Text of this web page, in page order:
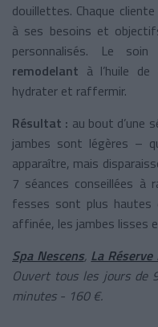
douillettes. Chaque
à ses besoins et
personnalisés. Le
remodelant à l’huile
hydrater et raffermir.
Résultat : au bout d’une
jambes sont légères –
apparaître, mais
7 séances conseillées à
fesses sont plus hautes
affinée, les jambes lisses
Spa Nescens, La Réserve
Ouvert tous les jours de
minutes - 160 €.